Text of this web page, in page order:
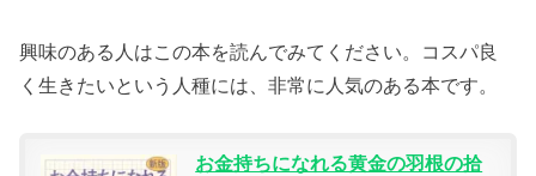
興味のある人はこの本を読んでみてください。コスパ良
く生きたいという人種には、非常に人気のある本です。
お金持ちになれる黄金の羽根の拾